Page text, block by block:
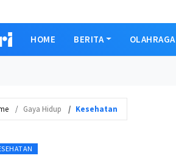
HOME BERITA OLAHRAGA
Gaya Hidup Kesehatan